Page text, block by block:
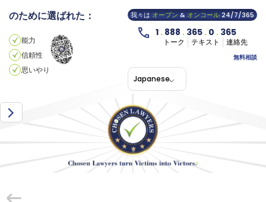
のために選ばれた：
能力
信頼性
思いやり
我々はオープン&オンコール24/7/365
1 . 888 . 365 . 0 . 365
トーク テキスト
連絡先
無料相談
Japanese